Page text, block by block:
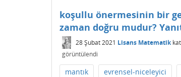
koşullu önermesinin bir
zaman doğru mudur?
28 Şubat 2021 Lisans Matematik
görüntülendi
mantık evrensel-niceleyici